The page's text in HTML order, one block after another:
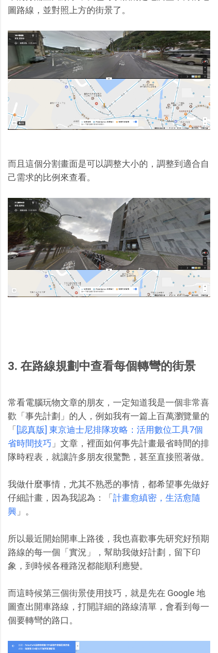
圖路線，並對照上方的街景了。
而且這個分割畫面是可以調整大小的，調整到適合自
己需求的比例來查看。
3. 在路線規劃中查看每個轉彎的街景
常看電腦玩物文章的朋友，一定知道我是一個非常喜
歡「事先計劃」的人，例如我有一篇上百萬瀏覽量的
「[認真版] 東京迪士尼排隊攻略：活用數位工具7個
省時間技巧 」文章，裡面如何事先計畫最省時間的排
隊時程表，就讓許多朋友很驚艷，甚至直接照著做。
我做什麼事情，尤其不熟悉的事情，都希望事先做好
仔細計畫，因為我認為：「計畫愈縝密，生活愈隨
興 」。
所以最近開始開車上路後，我也喜歡事先研究好預期
路線的每一個「實況」，幫助我做好計劃，留下印
象，到時候各種路況都能順利應變。
而這時候第三個街景使用技巧，就是先在 Google 地
圖查出開車路線，打開詳細的路線清單，會看到每一
個要轉彎的路口。